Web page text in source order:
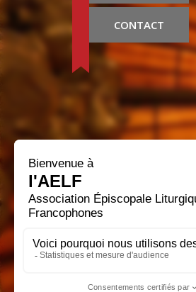
CONTACT